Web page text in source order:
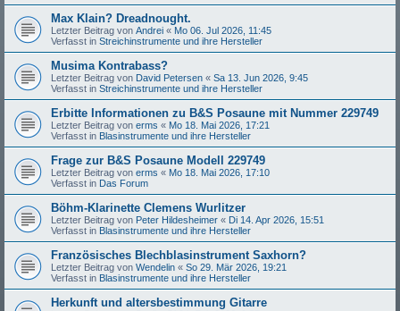
Max Klain? Dreadnought.
Letzter Beitrag von Andrei « Mo 06. Jul 2026, 11:45
Verfasst in Streichinstrumente und ihre Hersteller
Musima Kontrabass?
Letzter Beitrag von David Petersen « Sa 13. Jun 2026, 9:45
Verfasst in Streichinstrumente und ihre Hersteller
Erbitte Informationen zu B&S Posaune mit Nummer 229749
Letzter Beitrag von erms « Mo 18. Mai 2026, 17:21
Verfasst in Blasinstrumente und ihre Hersteller
Frage zur B&S Posaune Modell 229749
Letzter Beitrag von erms « Mo 18. Mai 2026, 17:10
Verfasst in Das Forum
Böhm-Klarinette Clemens Wurlitzer
Letzter Beitrag von Peter Hildesheimer « Di 14. Apr 2026, 15:51
Verfasst in Blasinstrumente und ihre Hersteller
Französisches Blechblasinstrument Saxhorn?
Letzter Beitrag von Wendelin « So 29. Mär 2026, 19:21
Verfasst in Blasinstrumente und ihre Hersteller
Herkunft und altersbestimmung Gitarre